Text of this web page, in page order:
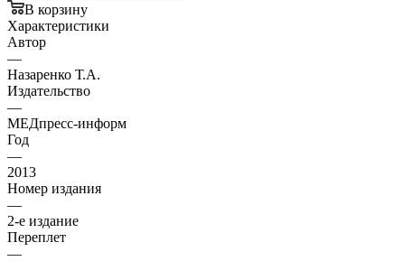
В корзину
Характеристики
Автор
—
Назаренко Т.А.
Издательство
—
МЕДпресс-информ
Год
—
2013
Номер издания
—
2-е издание
Переплет
—